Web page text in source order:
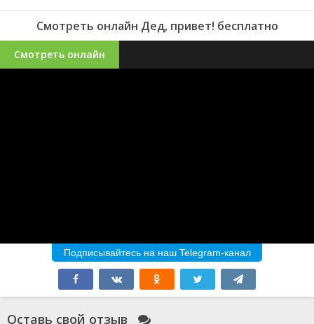
Смотреть онлайн Дед, привет! бесплатно
Смотреть онлайн
Подписывайтесь на наш Telegram-канал
Оставь свой отзыв